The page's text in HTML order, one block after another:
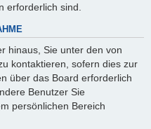
erforderlich sind.
hinaus, Sie unter den von
kontaktieren, sofern dies zur
über das Board erforderlich
Benutzer Sie
persönlichen Bereich